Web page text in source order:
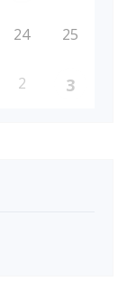
24 25
2 3